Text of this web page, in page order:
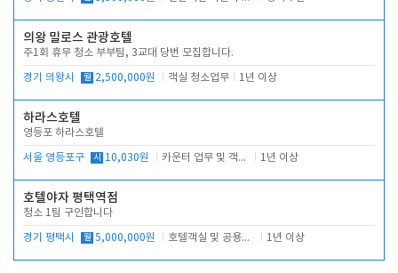
의왕 밀로스 관광호텔
주1회 휴무 청소 부부팀, 3교대 당번 모집합니다.
경기 의왕시 월 2,500,000원 객실 청소업무 1년 이상
하라스호텔
영등포 하라스호텔
서울 영등포구 시 10,030원 카운터 업무 및 객실관리(청소상태 확인, 객실판매) 1년 이상
호텔야자 평택역점
청소 1팀 구인합니다
경기 평택시 월 5,000,000원 호텔객실 및 공용시설 청소 관리 1년 이상